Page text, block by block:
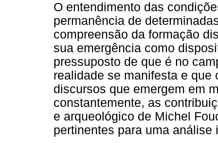
O entendimento das
permanência de
compreensão da formação
sua emergência como
pressuposto de que é no
realidade se manifesta e
discursos que emergem em
constantemente, as
e arqueológico de Michel
pertinentes para uma análise